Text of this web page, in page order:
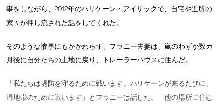
事をしながら、2012年のハリケーン・アイザックで、自宅や近所の
家々が押し流された話をしてくれた。
そのような惨事にもかかわらず、フラニー夫妻は、嵐のわずか数カ
月後に自分たちの土地に戻り、トレーラーハウスに住んだ。
「私たちは堤防を守るために戦います。ハリケーンが来るたびに、
湿地帯のために戦います」とフラニーは話した。「他の場所に住む